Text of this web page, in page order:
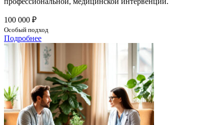
100 000 ₽
Особый подход
Подробнее